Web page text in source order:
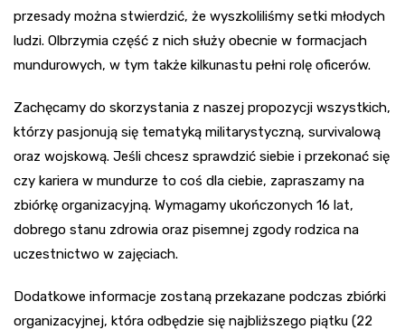
przesady można stwierdzić, że wyszkoliliśmy setki młodych
ludzi. Olbrzymia część z nich służy obecnie w formacjach
mundurowych, w tym także kilkunastu pełni rolę oficerów.
Zachęcamy do skorzystania z naszej propozycji wszystkich,
którzy pasjonują się tematyką militarystyczną, survivalową
oraz wojskową. Jeśli chcesz sprawdzić siebie i przekonać się
czy kariera w mundurze to coś dla ciebie, zapraszamy na
zbiórkę organizacyjną. Wymagamy ukończonych 16 lat,
dobrego stanu zdrowia oraz pisemnej zgody rodzica na
uczestnictwo w zajęciach.
Dodatkowe informacje zostaną przekazane podczas zbiórki
organizacyjnej, która odbędzie się najbliższego piątku (22